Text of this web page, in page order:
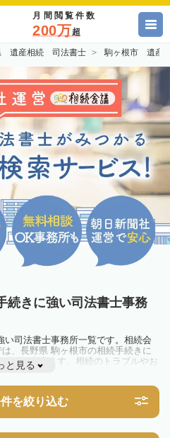
月間閲覧件数
200万超
遺産相続 司法書士 駒ヶ根市 遺産
続きに強い司法書士事務
司法書士事務所一覧です。相続会
、長野県 駒ヶ根市の相続手続きに
とが出来ます。相続のトラブルやお
法書士に相談してみましょう。
と見る
を絞り込む